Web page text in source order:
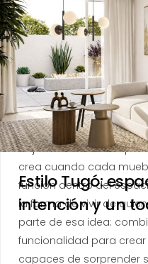
Estilo Tugó:
intención y un
ESTILOS JUNIO 16, 2026
Estilo Tugó: espacios
toque inesperado Un
construye siguiendo una
objetos únicamente
crea cuando cada
función dentro del
la forma de vivir de
parte de esa idea:
funcionalidad para
capaces de sorprender